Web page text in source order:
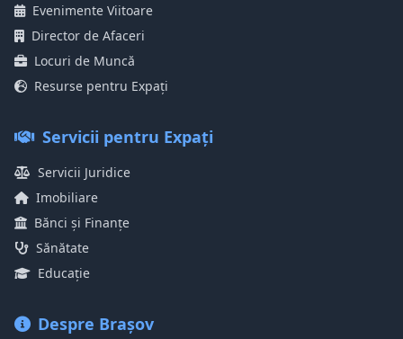
Evenimente Viitoare
Director de Afaceri
Locuri de Muncă
Resurse pentru Expați
Servicii pentru Expați
Servicii Juridice
Imobiliare
Bănci și Finanțe
Sănătate
Educație
Despre Brașov